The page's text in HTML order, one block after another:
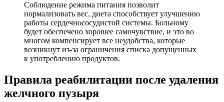
Соблюдение режима питания позволит
нормализовать вес, диета способствует улучшению
работы сердечнососудистой системы. Больному
будет обеспечено хорошее самочувствие, и это во
многом компенсирует все неудобства, которые
возникнут из-за ограничения списка допущенных
к употреблению продуктов.
Правила реабилитации после удаления
желчного пузыря